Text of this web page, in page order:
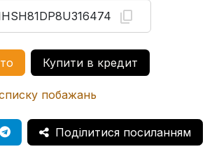
Купити в кредит
побажань
Поділитися посиланням